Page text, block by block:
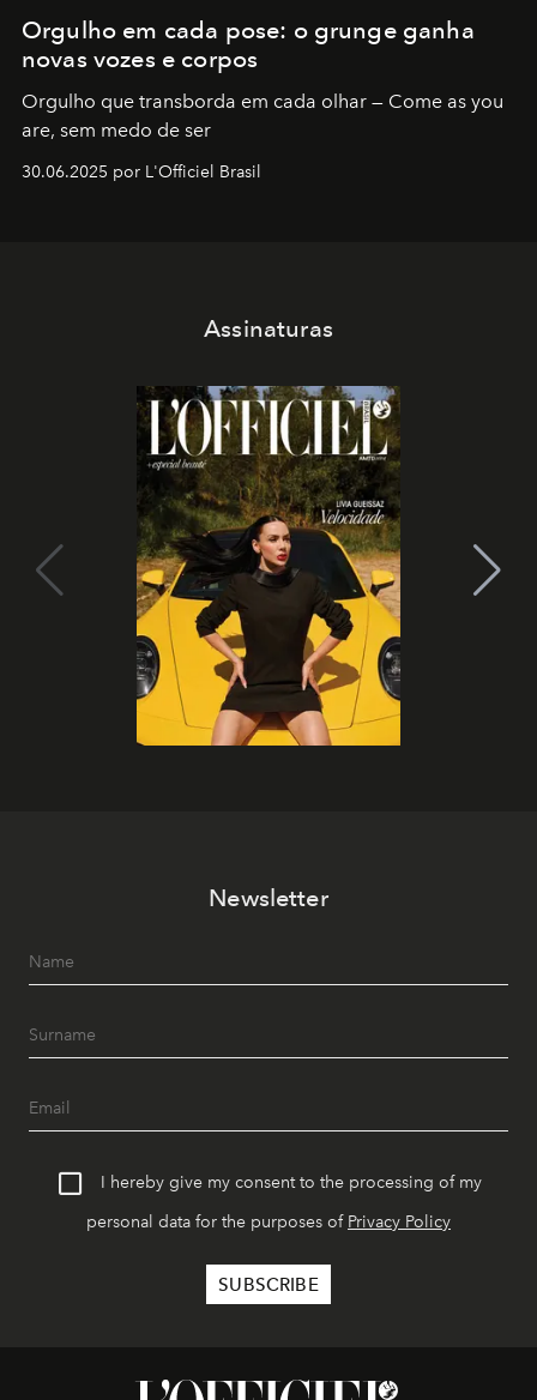
Orgulho em cada pose: o grunge ganha
novas vozes e corpos
Orgulho que transborda em cada olhar — Come as you
are, sem medo de ser
30.06.2025 por L'Officiel Brasil
Assinaturas
Newsletter
I hereby give my consent to the processing of my
personal data for the purposes of Privacy Policy